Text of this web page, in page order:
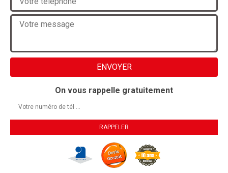
On vous rappelle gratuitement